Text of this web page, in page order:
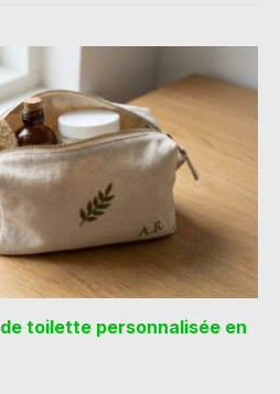
toilette personnalisée en